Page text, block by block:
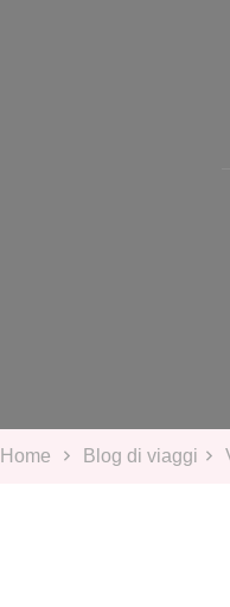
Home Blog di viaggi